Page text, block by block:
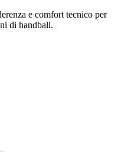
e comfort tecnico per
di handball.